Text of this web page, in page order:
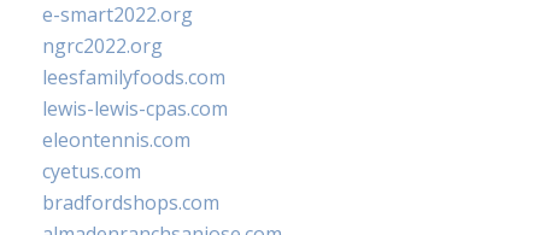
e-smart2022.org
ngrc2022.org
leesfamilyfoods.com
lewis-lewis-cpas.com
eleontennis.com
cyetus.com
bradfordshops.com